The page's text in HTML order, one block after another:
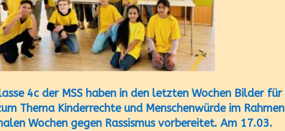
4c der MSS haben in den letzten Wochen Bilderfür
Thema Kinderrechte und Menschenwürde im Rahmen
Wochen gegen Rassismus vorbereitet. Am 17.03.